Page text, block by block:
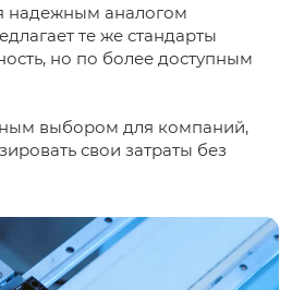
надежным аналогом
те же стандарты
но по более доступным
выбором для компаний,
свои затраты без